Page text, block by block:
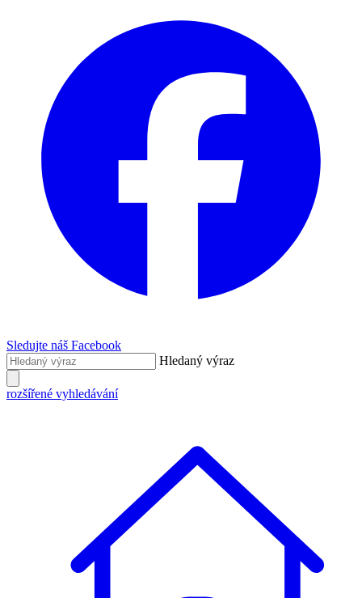
Sledujte náš Facebook
Hledaný výraz
rozšířené vyhledávání